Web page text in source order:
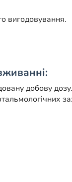
вигодовування.
добову